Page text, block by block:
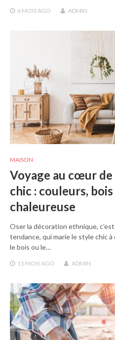
6 MOIS AGO ADMIN
MAISON
Voyage au cœur
chic : couleurs,
chaleureuse
Oser la décoration ethnique,
tendance, qui marie le style chic
le bois ou le…
11 MOIS AGO ADMIN